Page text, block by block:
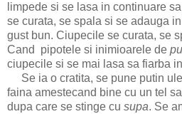
limpede si se lasa in continuare
se curata, se spala si se adauga
gust bun. Ciupecile se curata, se
Cand pipotele si inimioarele de
ciupecile si se mai lasa sa fiarba
Se ia o cratita, se pune putin
faina amestecand bine cu un tel
dupa care se stinge cu supa. Se